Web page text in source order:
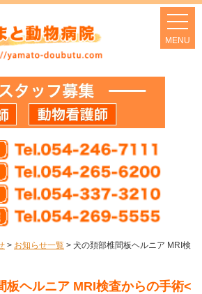
> お知らせ一覧 > 犬の頚部椎間板ヘルニア MRI検
板ヘルニア MRI検査からの手術<